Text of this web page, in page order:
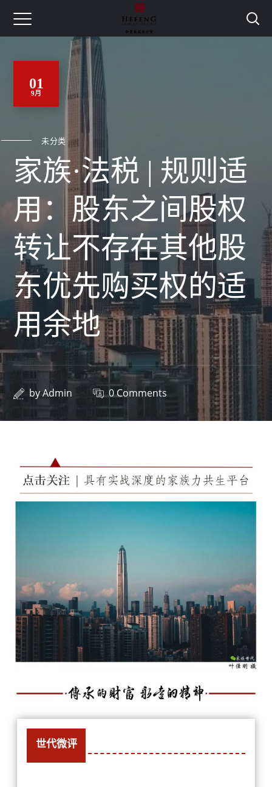
01
9月
未分类
家族·法税 | 规则适
用：股东之间股权
转让不存在其他股
东优先购买权的适
用余地
byAdmin 0 Comments
世代微评